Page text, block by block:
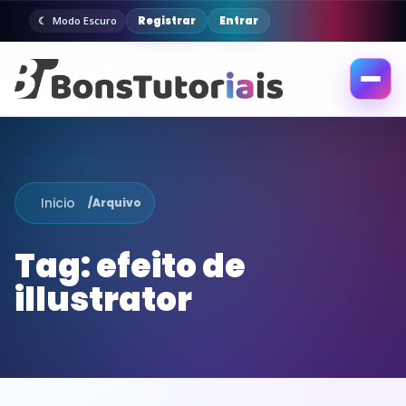
Modo Escuro Registrar Entrar
Abrir
Inicio /Arquivo
Tag:efeito de
illustrator